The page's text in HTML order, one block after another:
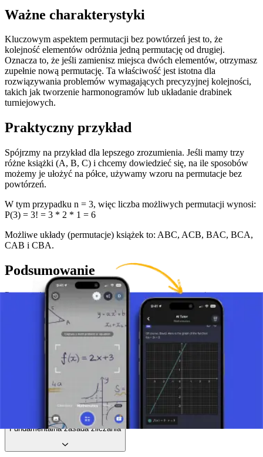
Ważne charakterystyki
Kluczowym aspektem permutacji bez powtórzeń jest to, że
kolejność elementów odróżnia jedną permutację od drugiej.
Oznacza to, że jeśli zamienisz miejsca dwóch elementów, otrzymasz
zupełnie nową permutację. Ta właściwość jest istotna dla
rozwiązywania problemów wymagających precyzyjnej kolejności,
takich jak tworzenie harmonogramów lub układanie drabinek
turniejowych.
Praktyczny przykład
Spójrzmy na przykład dla lepszego zrozumienia. Jeśli mamy trzy
różne książki (A, B, C) i chcemy dowiedzieć się, na ile sposobów
możemy je ułożyć na półce, używamy wzoru na permutacje bez
powtórzeń.
W tym przypadku n = 3, więc liczba możliwych permutacji wynosi:
P(3) = 3! = 3 * 2 * 1 = 6
Możliwe układy (permutacje) książek to: ABC, ACB, BAC, BCA,
CAB i CBA.
Podsumowanie
Permutacje bez powtórzeń są podstawowym, ale potężnym
narzędziem matematycznym z wieloma zastosowaniami zarówno w
teorii, jak i praktyce. Zrozumienie tej koncepcji jest kluczowe dla
studentów matematyki i każdego zajmującego się analizowaniem
różnych typów układów. Ta koncepcja nie tylko rozwiązuje złożone
problemy, ale także promuje logiczne myślenie i głębsze
zrozumienie zasad matematycznych.
Zrób zdjęcie zadania i skorzystaj z pomocy AI tutor.
Fundamentalna zasada zliczania